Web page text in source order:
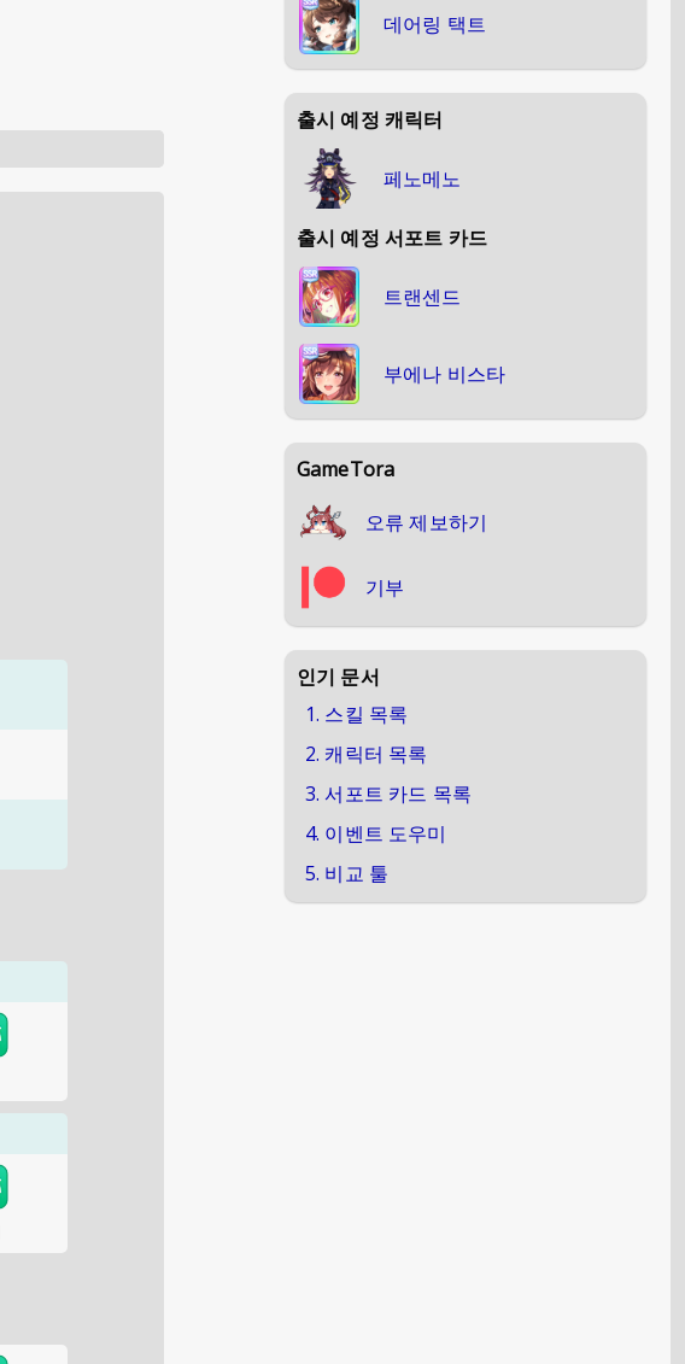
데어링 택트
출시 예정 캐릭터
페노메노
출시 예정 서포트 카드
트랜센드
부에나 비스타
GameTora
오류 제보하기
기부
인기 문서
1. 스킬 목록
2. 캐릭터 목록
3. 서포트 카드 목록
4. 이벤트 도우미
5. 비교 툴